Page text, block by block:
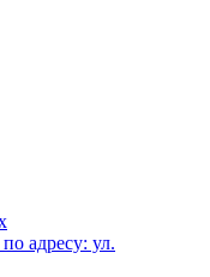
адресу: ул.